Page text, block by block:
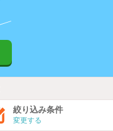
絞り込み条件
変更する